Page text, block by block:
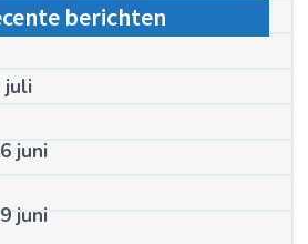
berichten
juli
juni
juni